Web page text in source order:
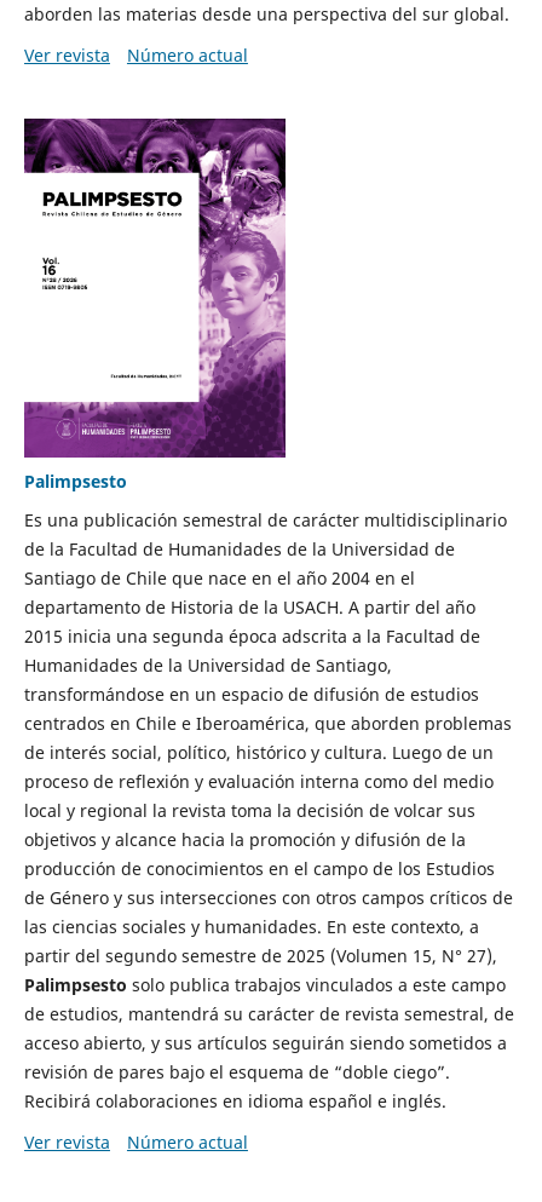
aborden las materias desde una perspectiva del sur global.
Ver revista
Número actual
Palimpsesto
Es una publicación semestral de carácter multidisciplinario
de la Facultad de Humanidades de la Universidad de
Santiago de Chile que nace en el año 2004 en el
departamento de Historia de la USACH. A partir del año
2015 inicia una segunda época adscrita a la Facultad de
Humanidades de la Universidad de Santiago,
transformándose en un espacio de difusión de estudios
centrados en Chile e Iberoamérica, que aborden problemas
de interés social, político, histórico y cultura. Luego de un
proceso de reflexión y evaluación interna como del medio
local y regional la revista toma la decisión de volcar sus
objetivos y alcance hacia la promoción y difusión de la
producción de conocimientos en el campo de los Estudios
de Género y sus intersecciones con otros campos críticos de
las ciencias sociales y humanidades. En este contexto, a
partir del segundo semestre de 2025 (Volumen 15, N° 27),
Palimpsesto solo publica trabajos vinculados a este campo
de estudios, mantendrá su carácter de revista semestral, de
acceso abierto, y sus artículos seguirán siendo sometidos a
revisión de pares bajo el esquema de “doble ciego”.
Recibirá colaboraciones en idioma español e inglés.
Ver revista
Número actual